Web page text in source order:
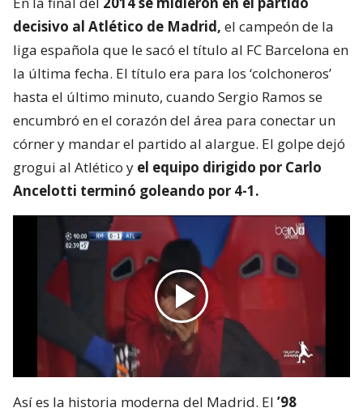
decisivo al Atlético de Madrid, el campeón de la
liga española que le sacó el título al FC Barcelona en
la última fecha. El título era para los ‘colchoneros’
hasta el último minuto, cuando Sergio Ramos se
encumbró en el corazón del área para conectar un
córner y mandar el partido al alargue. El golpe dejó
grogui al Atlético y el equipo dirigido por Carlo
Ancelotti terminó goleando por 4-1.
Así es la historia moderna del Madrid. El ’98